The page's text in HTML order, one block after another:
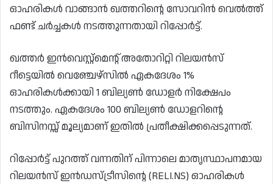
ഓഹരികൾ വാങ്ങാൻ ഖത്തറിന്റെ സോവറിൻ വെൽത്ത്
ഫണ്ട് ചർച്ചകൾ നടത്തുന്നതായി റിപ്പോർട്ട്.
ഖത്തർ ഇൻവെസ്റ്റ്‌മെന്റ് അതോറിറ്റി റിലയൻസ്
റീട്ടെയിൽ വെഞ്ചേഴ്‌സിൽ ഏകദേശം 1%
ഓഹരികൾക്കായി 1 ബില്യൺ ഡോളർ നിക്ഷേപം
നടത്തും. ഏകദേശം 100 ബില്യൺ ഡോളറിന്റെ
ബിസിനസ്സ് മൂല്യമാണ് ഇതിൽ പ്രതീക്ഷിക്കപ്പെടുന്നത്.
റിപ്പോർട്ട് പുറത്ത് വന്നതിന് പിന്നാലെ മാതൃസ്ഥാപനമായ
റിലയൻസ് ഇൻഡസ്ട്രീസിന്റെ (RELI.NS) ഓഹരികൾ